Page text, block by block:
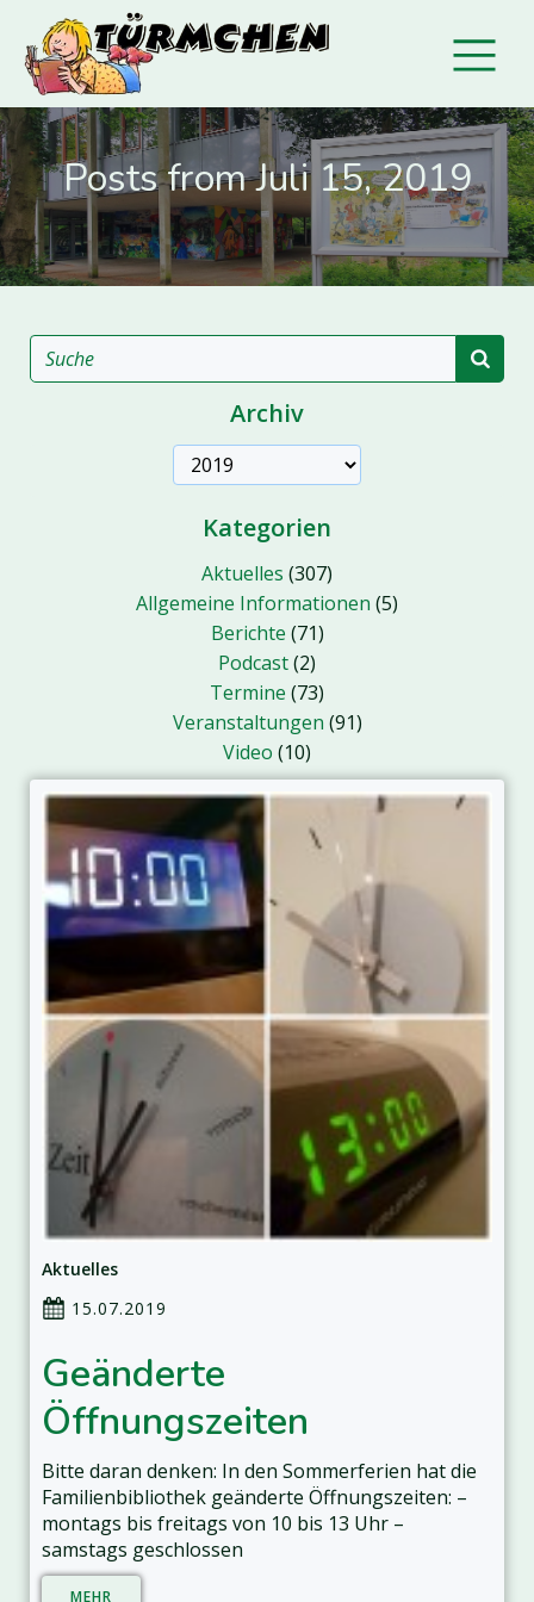
Posts from Juli 15, 2019
Archiv
Kategorien
Aktuelles (307)
Allgemeine Informationen (5)
Berichte (71)
Podcast(2)
Termine (73)
Veranstaltungen (91)
Video (10)
Aktuelles
15.07.2019
Geänderte
Öffnungszeiten
Bitte daran denken: In den Sommerferien hat die
Familienbibliothek geänderte Öffnungszeiten: –
montags bis freitags von 10 bis 13 Uhr –
samstags geschlossen
MEHR